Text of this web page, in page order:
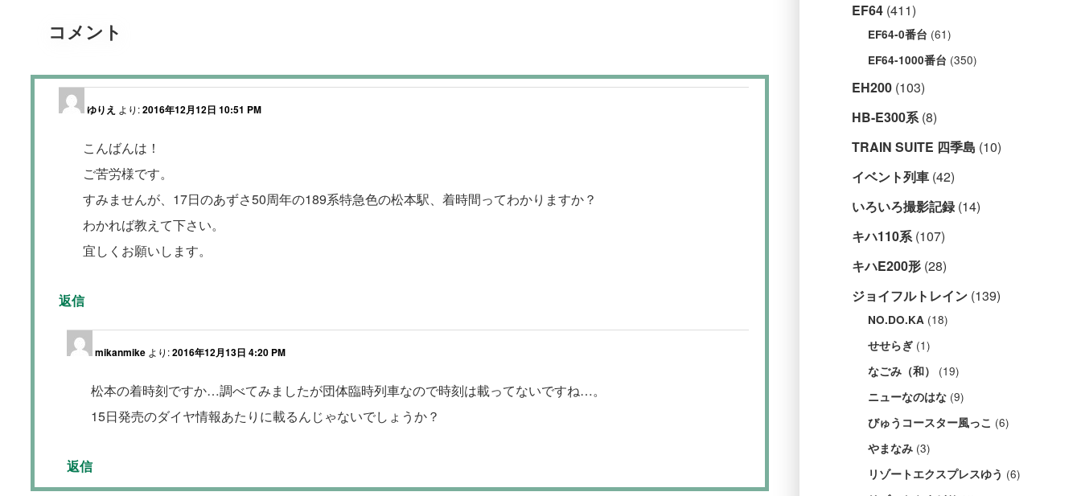
コメント
ゆりえ より:2016年12月12日 10:51 PM
こんばんは！
ご苦労様です。
すみませんが、17日のあずさ50周年の189系特急色の松本駅、着時間ってわかりますか？
わかれば教えて下さい。
宜しくお願いします。
返信
mikanmike より:2016年12月13日 4:20 PM
松本の着時刻ですか…調べてみましたが団体臨時列車なので時刻は載ってないですね…。
15日発売のダイヤ情報あたりに載るんじゃないでしょうか？
返信
EF64 (411)
EF64-0番台 (61)
EF64-1000番台 (350)
EH200 (103)
HB-E300系(8)
TRAIN SUITE 四季島 (10)
イベント列車 (42)
いろいろ撮影記録(14)
キハ110系(107)
キハE200形 (28)
ジョイフルトレイン (139)
NO.DO.KA (18)
せせらぎ (1)
なごみ（和） (19)
ニューなのはな (9)
びゅうコースター風っこ (6)
やまなみ (3)
リゾートエクスプレスゆう (6)